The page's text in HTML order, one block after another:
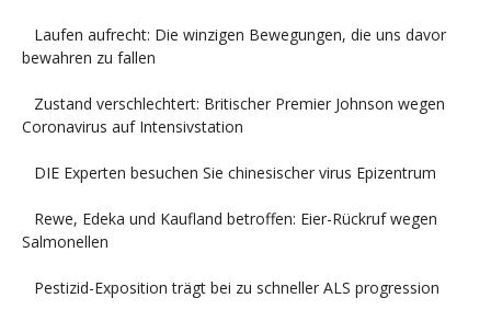
Laufen aufrecht: Die winzigen Bewegungen, die uns davor
bewahren zu fallen
Zustand verschlechtert: Britischer Premier Johnson wegen
Coronavirus auf Intensivstation
DIE Experten besuchen Sie chinesischer virus Epizentrum
Rewe, Edeka und Kaufland betroffen: Eier-Rückruf wegen
Salmonellen
Pestizid-Exposition trägt bei zu schneller ALS progression